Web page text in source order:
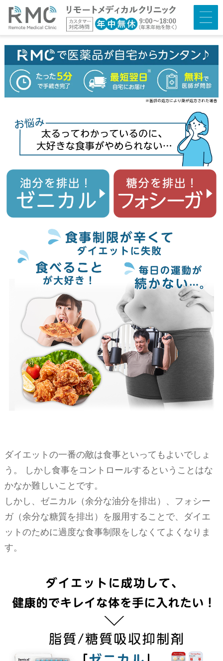
ダイエットの一番の敵は食事といってもよいでしょ
う。 しかし食事をコントロールするということはな
かなか難しいことです。
しかし、ゼニカル（余分な油分を排出）、フォシー
ガ（余分な糖質を排出）を服用することで、ダイエ
ットのために過度な食事制限をしなくてよくなりま
す。